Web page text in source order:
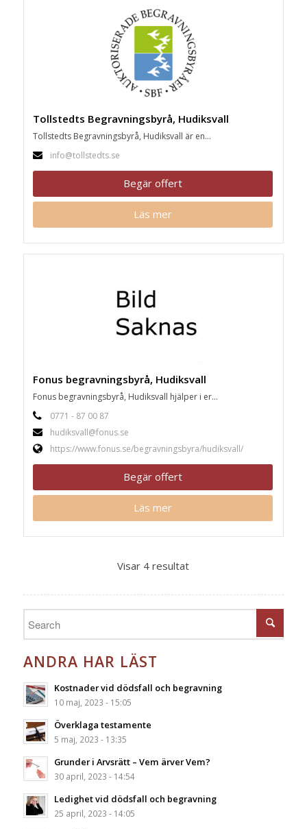
Tollstedts Begravningsbyrå, Hudiksvall
Tollstedts Begravningsbyrå, Hudiksvall är en...
info@tollstedts.se
Begär offert
Läs mer
Fonus begravningsbyrå, Hudiksvall
Fonus begravningsbyrå, Hudiksvall hjälper i er...
0771 - 87 00 87
hudiksvall@fonus.se
https://www.fonus.se/begravningsbyra/hudiksvall/
Begär offert
Läs mer
Visar 4 resultat
ANDRA HAR LÄST
Kostnader vid dödsfall och begravning
10 maj, 2023 - 15:05
Överklaga testamente
5 maj, 2023 - 13:35
Grunder i Arvsrätt – Vem ärver Vem?
30 april, 2023 - 14:54
Ledighet vid dödsfall och begravning
25 april, 2023 - 14:05